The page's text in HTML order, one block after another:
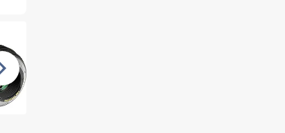
Nächste